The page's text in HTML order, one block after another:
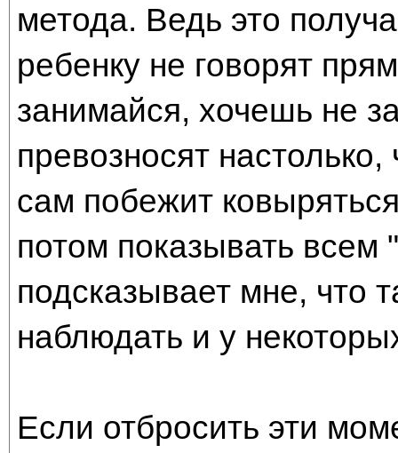
метода. Ведь это
ребенку не говорят
занимайся, хочешь не
превозносят
сам побежит
потом показывать всем
подсказывает мне, что
наблюдать и у
Если отбросить эти